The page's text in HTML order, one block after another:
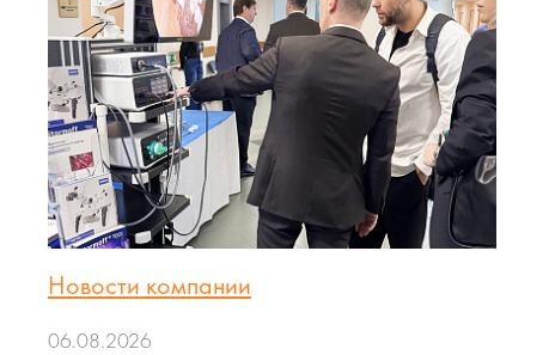
Новости компании
06.08.2026